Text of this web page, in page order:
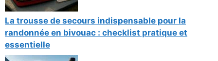
La trousse de secours indispensable pour la
randonnée en bivouac : checklist pratique et
essentielle